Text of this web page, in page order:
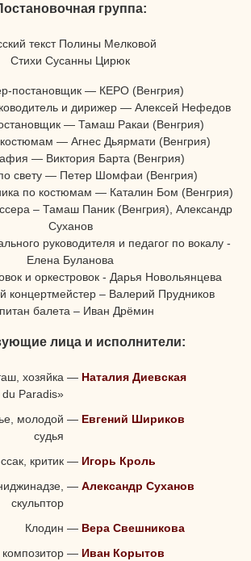
группа:
текст Полины Мелковой
Стихи Сусанны Цирюк
постановщик — КЕРО (Венгрия)
и дирижер — Алексей Нефедов
— Тамаш Ракаи (Венгрия)
— Агнес Дьярмати (Венгрия)
— Виктория Барта (Венгрия)
свету — Петер Шомфаи (Венгрия)
по костюмам — Каталин Бом (Венгрия)
– Тамаш Паник (Венгрия), Александр
Суханов
руководителя и педагог по вокалу -
Елена Буланова
и оркестровок - Дарья Новольянцева
концертмейстер – Валерий Прудников
балета – Иван Дрёмин
лица и исполнители:
хозяйка
du Paradis»
— Наталия Диевская
молодой
судья
— Евгений Шириков
критик — Игорь Кроль
скульптор
— Александр Суханов
Клодин — Вера Свешникова
— Иван Корытов